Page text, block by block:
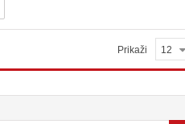
Prikaži 12